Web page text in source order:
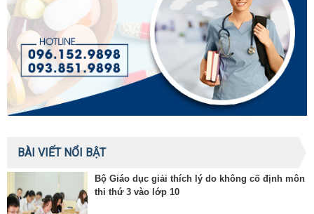
BÀI VIẾT NỔI BẬT
Bộ Giáo dục giải thích lý do không cố định môn
thi thứ 3 vào lớp 10